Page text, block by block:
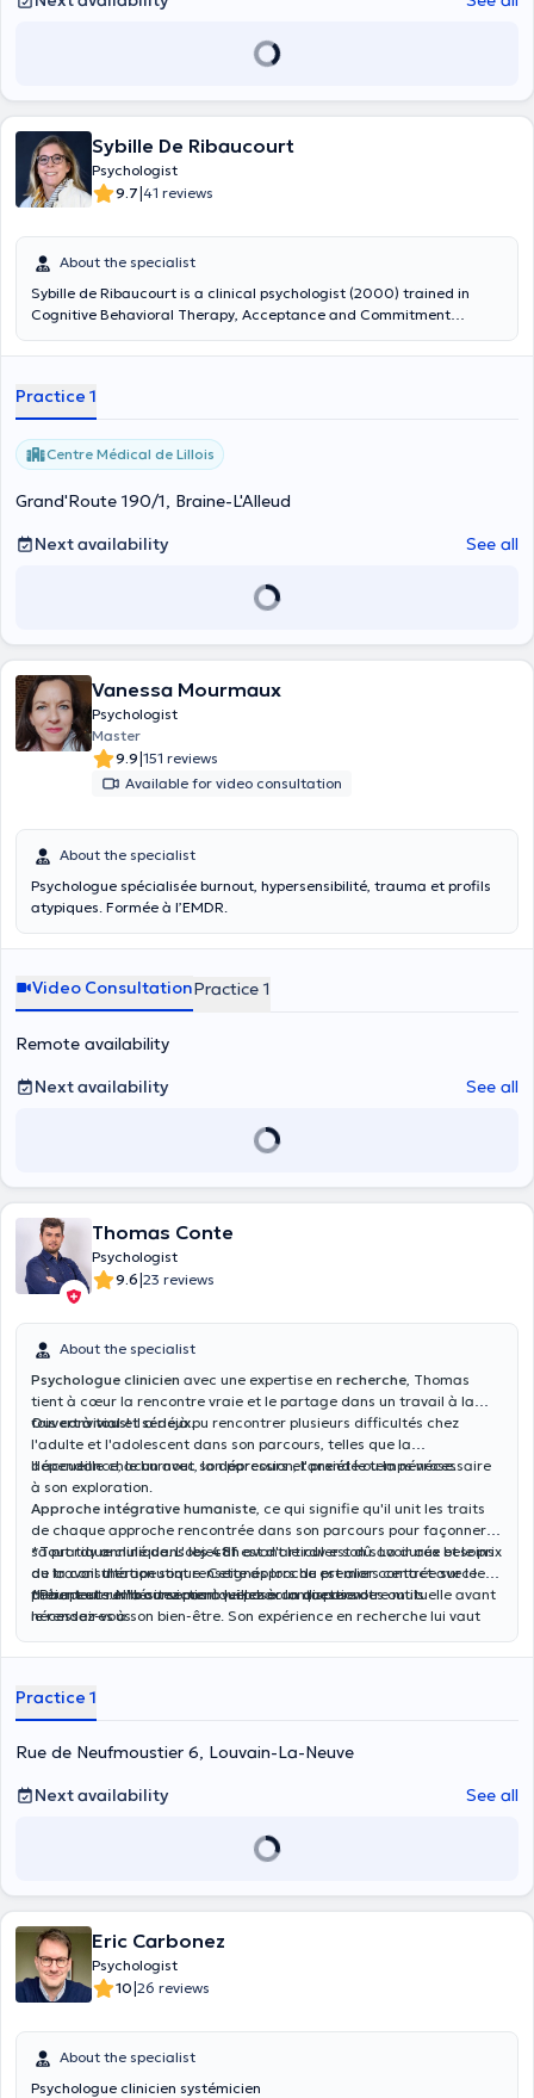
Sybille De Ribaucourt
Psychologist
9.7|41 reviews
About the specialist
Sybille de Ribaucourt is a clinical psychologist (2000) trained in
Cognitive Behavioral Therapy, Acceptance and Commitment
available every Thursday at the Health Initiative and
Ribaucourt specializes in a number of areas including stress
management and difficult emotions, professional and parental
burn-outs as well as depression, anxiety disorders, sleep disorders,
difficulties in adapting to illness such as cancer, diabetes, tinnitus,
Practice 1
Centre Médical de Lillois
Grand'Route 190/1, Braine-L'Alleud
Next availability
See all
Vanessa Mourmaux
Psychologist
Master
9.9|151 reviews
Available for video consultation
About the specialist
Psychologue spécialisée burnout, hypersensibilité, trauma et profils
atypiques. Formée à l’EMDR.
Video ConsultationPractice 1
Remote availability
Next availability
See all
Thomas Conte
Psychologist
9.6|23 reviews
About the specialist
Psychologue clinicien avec une expertise en recherche, Thomas
tient à cœur la rencontre vraie et le partage dans un travail à la
foisconvivial et sérieux.
Ouvert à tous!Il a déjà pu rencontrer plusieurs difficultés chez
l'adulte et l'adolescent dans son parcours, telles que la
dépendance, le burnout, la dépression, l'anxiété ou la névrose.
Il accueille chacun avec son parcours et prend le temps nécessaire
à son exploration.
Approche intégrative humaniste, ce qui signifie qu'il unit les traits
de chaque approche rencontrée dans son parcours pour façonner
sa pratique clinique. L'objectif est d'articuler son savoir aux besoins
du travail thérapeutique. Cette approche est alors centrée sur le
patient et sur la conviction que chacun dispose des outils
nécessaires à son bien-être. Son expérience en recherche lui vaut
*Tout rdvannulé dans les 48h avant le rdv est dû. La durée et le prix
de la consultation sont renseignés lors du premier contact avec le
thérapeute. N'hésitez pas à lui poser la question.
*Pour toutremboursementveillez à contacter votre mutuelle avant
le rendez-vous.
Practice 1
Rue de Neufmoustier 6, Louvain-La-Neuve
Next availability
See all
Eric Carbonez
Psychologist
10|26 reviews
About the specialist
Psychologue clinicien systémicien